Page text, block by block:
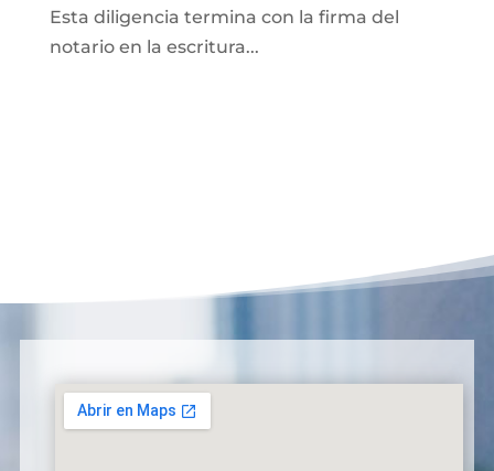
Esta diligencia termina con la firma del
notario en la escritura...